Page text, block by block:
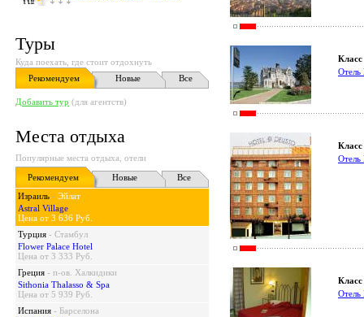
Туры
Куда поехать, где стоит отдохнуть
Рекомендуем
Новые Все
Добавить тур (для агентств)
Места отдыха
Популярные места отдыха, отели
Рекомендуем
Новые
Все
Израиль - Эйлат
Astral Village
Цена от 3 636 Руб.
Турция - Стамбул
Flower Palace Hotel
Цена от 3 333 Руб.
Греция - п-ов. Халкидики
Sithonia Thalasso & Spa
Цена от 5 939 Руб.
Испания - Барселона
Отель
Отель
Отель